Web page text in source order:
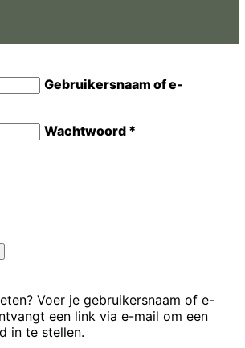
Gebruikersnaam of e-
Wachtwoord *
Voer je gebruikersnaam of e-
een link via e-mail om een
in te stellen.